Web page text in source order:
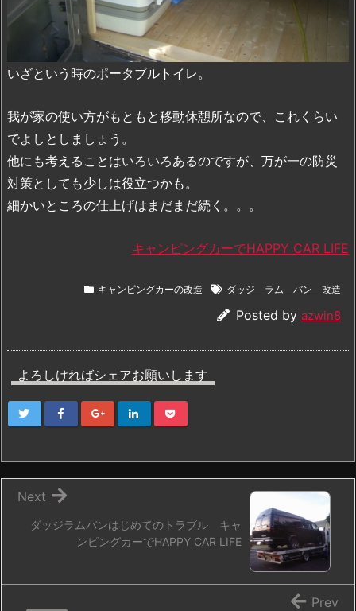
いざという時のポータブルトイレ。
我が家の使い方がもともと移動休憩所なので、これくらい
でよしとしましょう。
他にも考えることはいろいろあるのですが、万が一の防災
対策としても少しは役立つかも。
細かいところの仕上げはまだまだ続く。。。
キャンピングカーでHAPPY CAR LIFE
キャンピングカーの改造 ダッジ ラム バン 改造
Posted by azwin8
よろしければシェアお願いします
ダッジラムバンはじめてのトラブル キャ
ンピングカーでHAPPY CAR LIFE
Next
Prev